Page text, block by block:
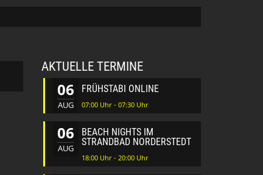
AKTUELLE TERMINE
06
AUG
FRÜHSTABI ONLINE
07:00 Uhr - 07:30 Uhr
06
AUG
BEACH NIGHTS IM
STRANDBAD NORDERSTEDT
18:00 Uhr - 20:00 Uhr